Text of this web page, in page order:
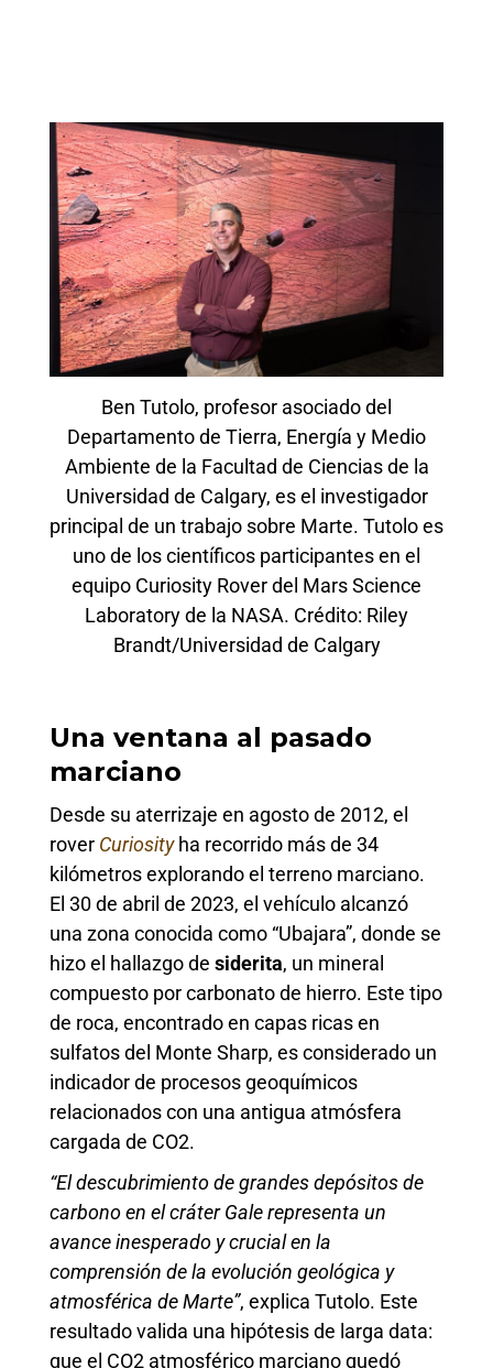
Ben Tutolo, profesor asociado del
Departamento de Tierra, Energía y Medio
Ambiente de la Facultad de Ciencias de la
Universidad de Calgary, es el investigador
principal de un trabajo sobre Marte. Tutolo es
uno de los científicos participantes en el
equipo Curiosity Rover del Mars Science
Laboratory de la NASA. Crédito: Riley
Brandt/Universidad de Calgary
Una ventana al pasado
marciano
Desde su aterrizaje en agosto de 2012, el
rover Curiosity ha recorrido más de 34
kilómetros explorando el terreno marciano.
El 30 de abril de 2023, el vehículo alcanzó
una zona conocida como “Ubajara”, donde se
hizo el hallazgo de siderita, un mineral
compuesto por carbonato de hierro. Este tipo
de roca, encontrado en capas ricas en
sulfatos del Monte Sharp, es considerado un
indicador de procesos geoquímicos
relacionados con una antigua atmósfera
cargada de CO2.
“El descubrimiento de grandes depósitos de
carbono en el cráter Gale representa un
avance inesperado y crucial en la
comprensión de la evolución geológica y
atmosférica de Marte”, explica Tutolo. Este
resultado valida una hipótesis de larga data:
que el CO2 atmosférico marciano quedó